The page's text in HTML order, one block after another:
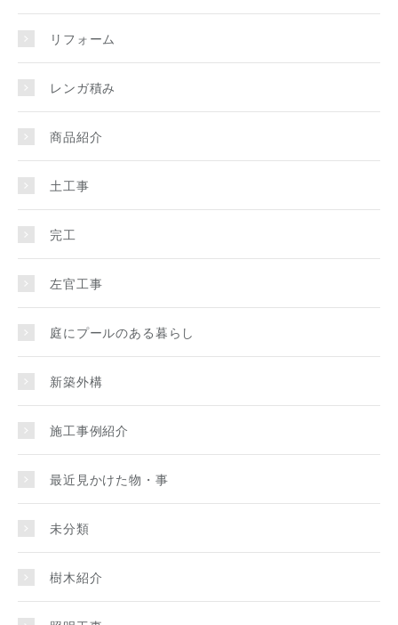
リフォーム
レンガ積み
商品紹介
土工事
完工
左官工事
庭にプールのある暮らし
新築外構
施工事例紹介
最近見かけた物・事
未分類
樹木紹介